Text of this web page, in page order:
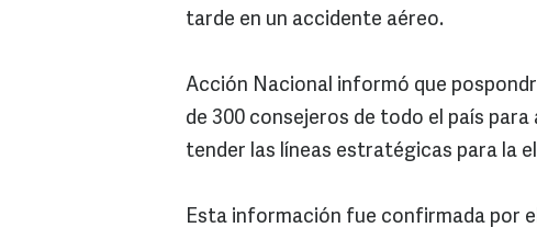
tarde en un accidente aéreo.
Acción Nacional informó que
de 300 consejeros de todo el país
tender las líneas estratégicas para la
Esta información fue confirmada por